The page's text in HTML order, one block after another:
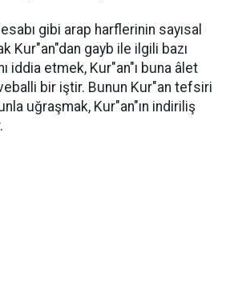
gibi arap harflerinin sayısal
Kur"an"dan gayb ile ilgili bazı
iddia etmek, Kur"an"ı buna âlet
bir iştir. Bunun Kur"an tefsiri
uğraşmak, Kur"an"ın indiriliş